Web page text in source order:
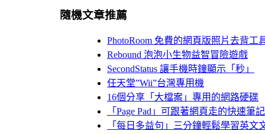
隨機文章推薦
PhotoRoom 免費的網頁版照片去背工
Rebound 泡泡小生物益智冒險遊戲
SecondStatus 讓手機時鐘顯示「秒」
任天堂”Wii”台灣專用機
16個分享「大檔案」專用的網路硬碟
「Page Pad」可跟著網頁走的快速筆
「每日多益句」三分鐘輕鬆學習英文